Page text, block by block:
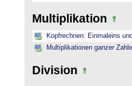
Multiplikation
Kopfrechnen: Einmaleins
Multiplikationen ganzer
Division